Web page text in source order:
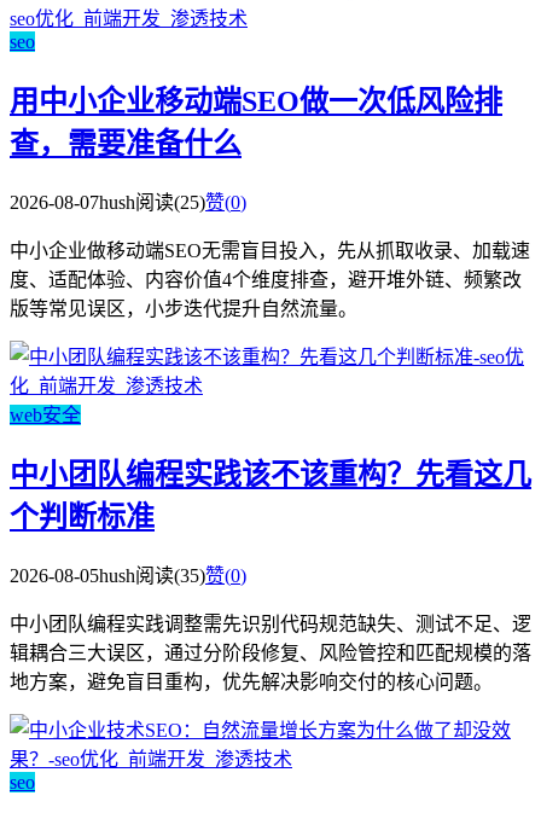
seo
用中小企业移动端SEO做一次低风险排
查，需要准备什么
2026-08-07hush阅读(25)赞(0)
中小企业做移动端SEO无需盲目投入，先从抓取收录、加载速
度、适配体验、内容价值4个维度排查，避开堆外链、频繁改
版等常见误区，小步迭代提升自然流量。
web安全
中小团队编程实践该不该重构？先看这几
个判断标准
2026-08-05hush阅读(35)赞(0)
中小团队编程实践调整需先识别代码规范缺失、测试不足、逻
辑耦合三大误区，通过分阶段修复、风险管控和匹配规模的落
地方案，避免盲目重构，优先解决影响交付的核心问题。
seo